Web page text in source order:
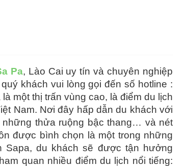
Pa, Lào Cai uy tín và chuyên nghiệp
quý khách vui lòng gọi đến số hotline :
một thị trấn vùng cao, là điểm du lịch
Nam. Nơi đây hấp dẫn du khách với
thửa ruộng bậc thang… và nét
được bình chọn là một trong những
Sapa, du khách sẽ được tận hưởng
quan nhiều điểm du lịch nổi tiếng: